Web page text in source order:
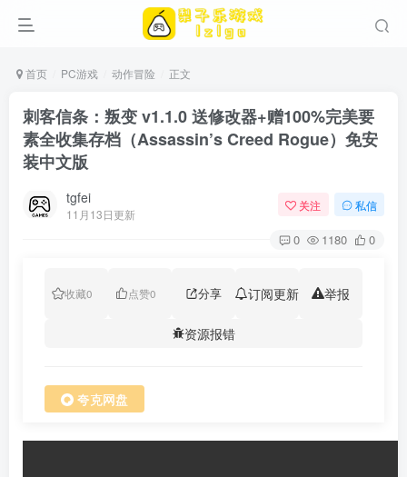
首页 PC游戏 动作冒险 正文
刺客信条：叛变 v1.1.0 送修改器+赠100%完美要
素全收集存档（Assassin’s Creed Rogue）免安
装中文版
tgfei
11月13日更新
关注 私信
0 1180 0
收藏0 点赞0 分享 订阅更新 举报
资源报错
夸克网盘